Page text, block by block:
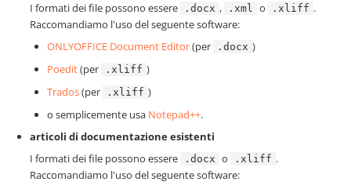
I formati dei file possono essere
.docx , .xml o .xliff .
Raccomandiamo l'uso del seguente software:
ONLYOFFICE Document Editor(per .docx )
Poedit(per .xliff )
Trados(per .xliff )
o semplicemente usa Notepad++.
articoli di documentazione esistenti
I formati dei file possono essere
.docx o .xliff .
Raccomandiamo l'uso del seguente software: